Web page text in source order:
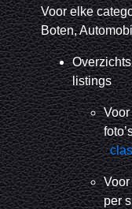
Voor elke
Boten,
listings
Voor
per